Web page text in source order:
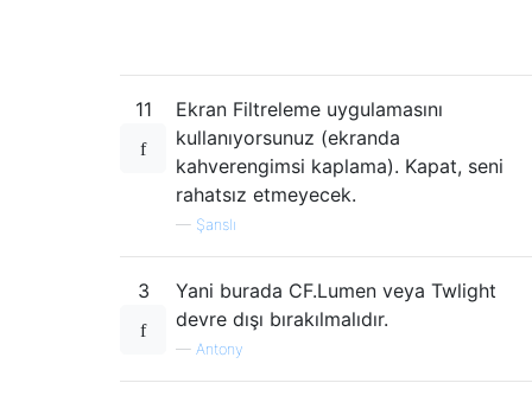
11
Ekran Filtreleme uygulamasını
kullanıyorsunuz (ekranda
kahverengimsi kaplama). Kapat, seni
rahatsız etmeyecek.
— Şanslı
3
Yani burada CF.Lumen veya Twlight
devre dışı bırakılmalıdır.
— Antony